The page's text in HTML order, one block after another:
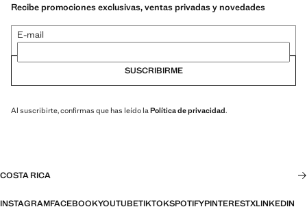
Recibe promociones exclusivas, ventas privadas y novedades
E-mail
SUSCRIBIRME
Al suscribirte, confirmas que has leído la Política de privacidad.
COSTA RICA
INSTAGRAMFACEBOOKYOUTUBETIKTOKSPOTIFYPINTERESTXLINKEDIN